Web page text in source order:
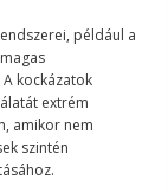
például a
kockázatok
extrém
amikor nem
szintén